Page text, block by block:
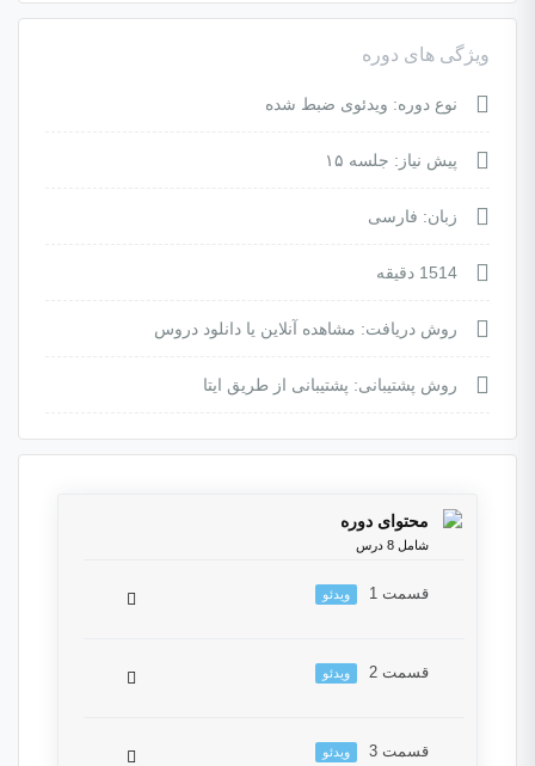
ویژگی های دوره
نوع دوره: ویدئوی ضبط شده
پیش نیاز: جلسه ۱۵
زبان: فارسی
1514 دقیقه
روش دریافت: مشاهده آنلاین یا دانلود دروس
روش پشتیبانی: پشتیبانی از طریق ایتا
محتوای دوره
شامل 8 درس
قسمت 1 ویدئو
این بخش خصوصی می باشد. برای دسترسی کامل
قسمت 2 ویدئو
این بخش خصوصی می باشد. برای دسترسی کامل
قسمت 3 ویدئو